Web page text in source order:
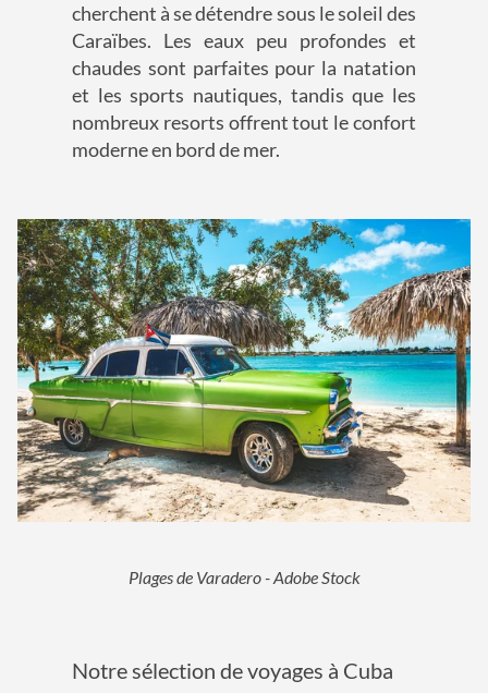
cherchent à se détendre sous le soleil des
Caraïbes. Les eaux peu profondes et
chaudes sont parfaites pour la natation
et les sports nautiques, tandis que les
nombreux resorts offrent tout le confort
moderne en bord de mer.
Plages de Varadero - Adobe Stock
Notre sélection de voyages à Cuba